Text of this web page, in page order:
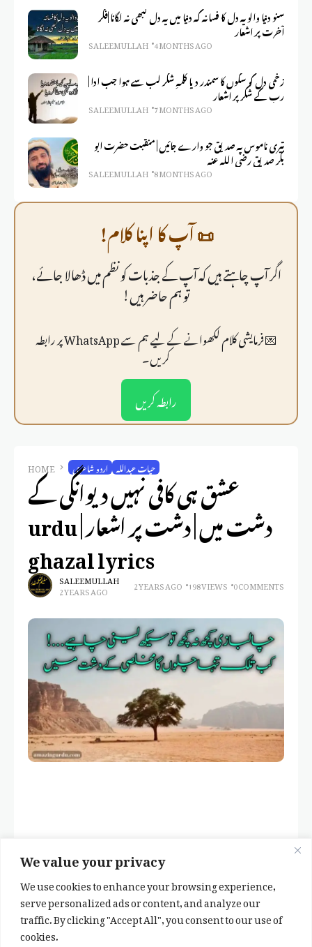
We value your privacy
We use cookies to enhance your browsing experience,
serve personalized ads or content, and analyze our
traffic. By clicking "Accept All", you consent to our use of
cookies.
سنو دنیا والو یہ دل کا فسانہ کہ دنیا میں یہ دل کبھی نہ لگانا |فکر
آخرت پر اشعار
SALEEM ULLAH 4 MONTHS AGO
زخمی دل کو سکوں کا سمندر دیا کلمہِ شکر لب سے ہوا جب ادا |
رب کے شکر پر اشعار
SALEEM ULLAH 7 MONTHS AGO
تیری ناموس پہ صدیق جو وارے جائیں | منقبت حضرت ابو
بکر صدیق رضی اللہ عنہ
SALEEM ULLAH 8 MONTHS AGO
📜 آپ کا اپنا کلام!
اگر آپ چاہتے ہیں کہ آپ کے جذبات کو نظم میں ڈھالا جائے،
تو ہم حاضر ہیں!
💌 فرمايشی کلام لکھوانے کے لیے ہم سے WhatsApp پر رابطہ
کریں۔
رابطہ کریں
HOME اردو شاعری حیات عبداللہ
عشق ہی کافی نہیں دیوانگی کے
دشت میں | دشت پر اشعار | urdu
ghazal lyrics
SALEEM ULLAH
2 YEARS AGO 2 YEARS AGO 198 VIEWS 0 COMMENTS